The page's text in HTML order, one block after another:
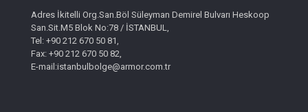
Adres İkitelli Org.San.Böl Süleyman Demirel Bulvarı Heskoop
San.Sit.M5 Blok No:78 / İSTANBUL,
Tel: +90 212 670 50 81,
Fax: +90 212 670 50 82,
E-mail:istanbulbolge@armor.com.tr